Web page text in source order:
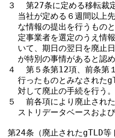
３  第27条に定める移転裁
当社が定める６週間以上
な情報の提出を行うもの
定事業者を選定のうえ情
いて、期日の翌日を廃止
が特別の事情があると認
４  第５条第12項、前条第
行ったものとみなされた
対して廃止の手続を行う
５  前各項により廃止され
ストリデータベースおよ
第24条（廃止されたgTLD等